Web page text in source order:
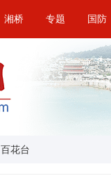
湘桥 专题 国防
百花台